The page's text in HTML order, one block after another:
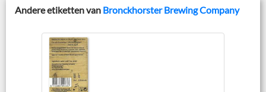
Andere etiketten van Bronckhorster Brewing Company